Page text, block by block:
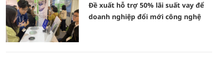
Đề xuất hỗ trợ 50% lãi suất vay để
doanh nghiệp đổi mới công nghệ